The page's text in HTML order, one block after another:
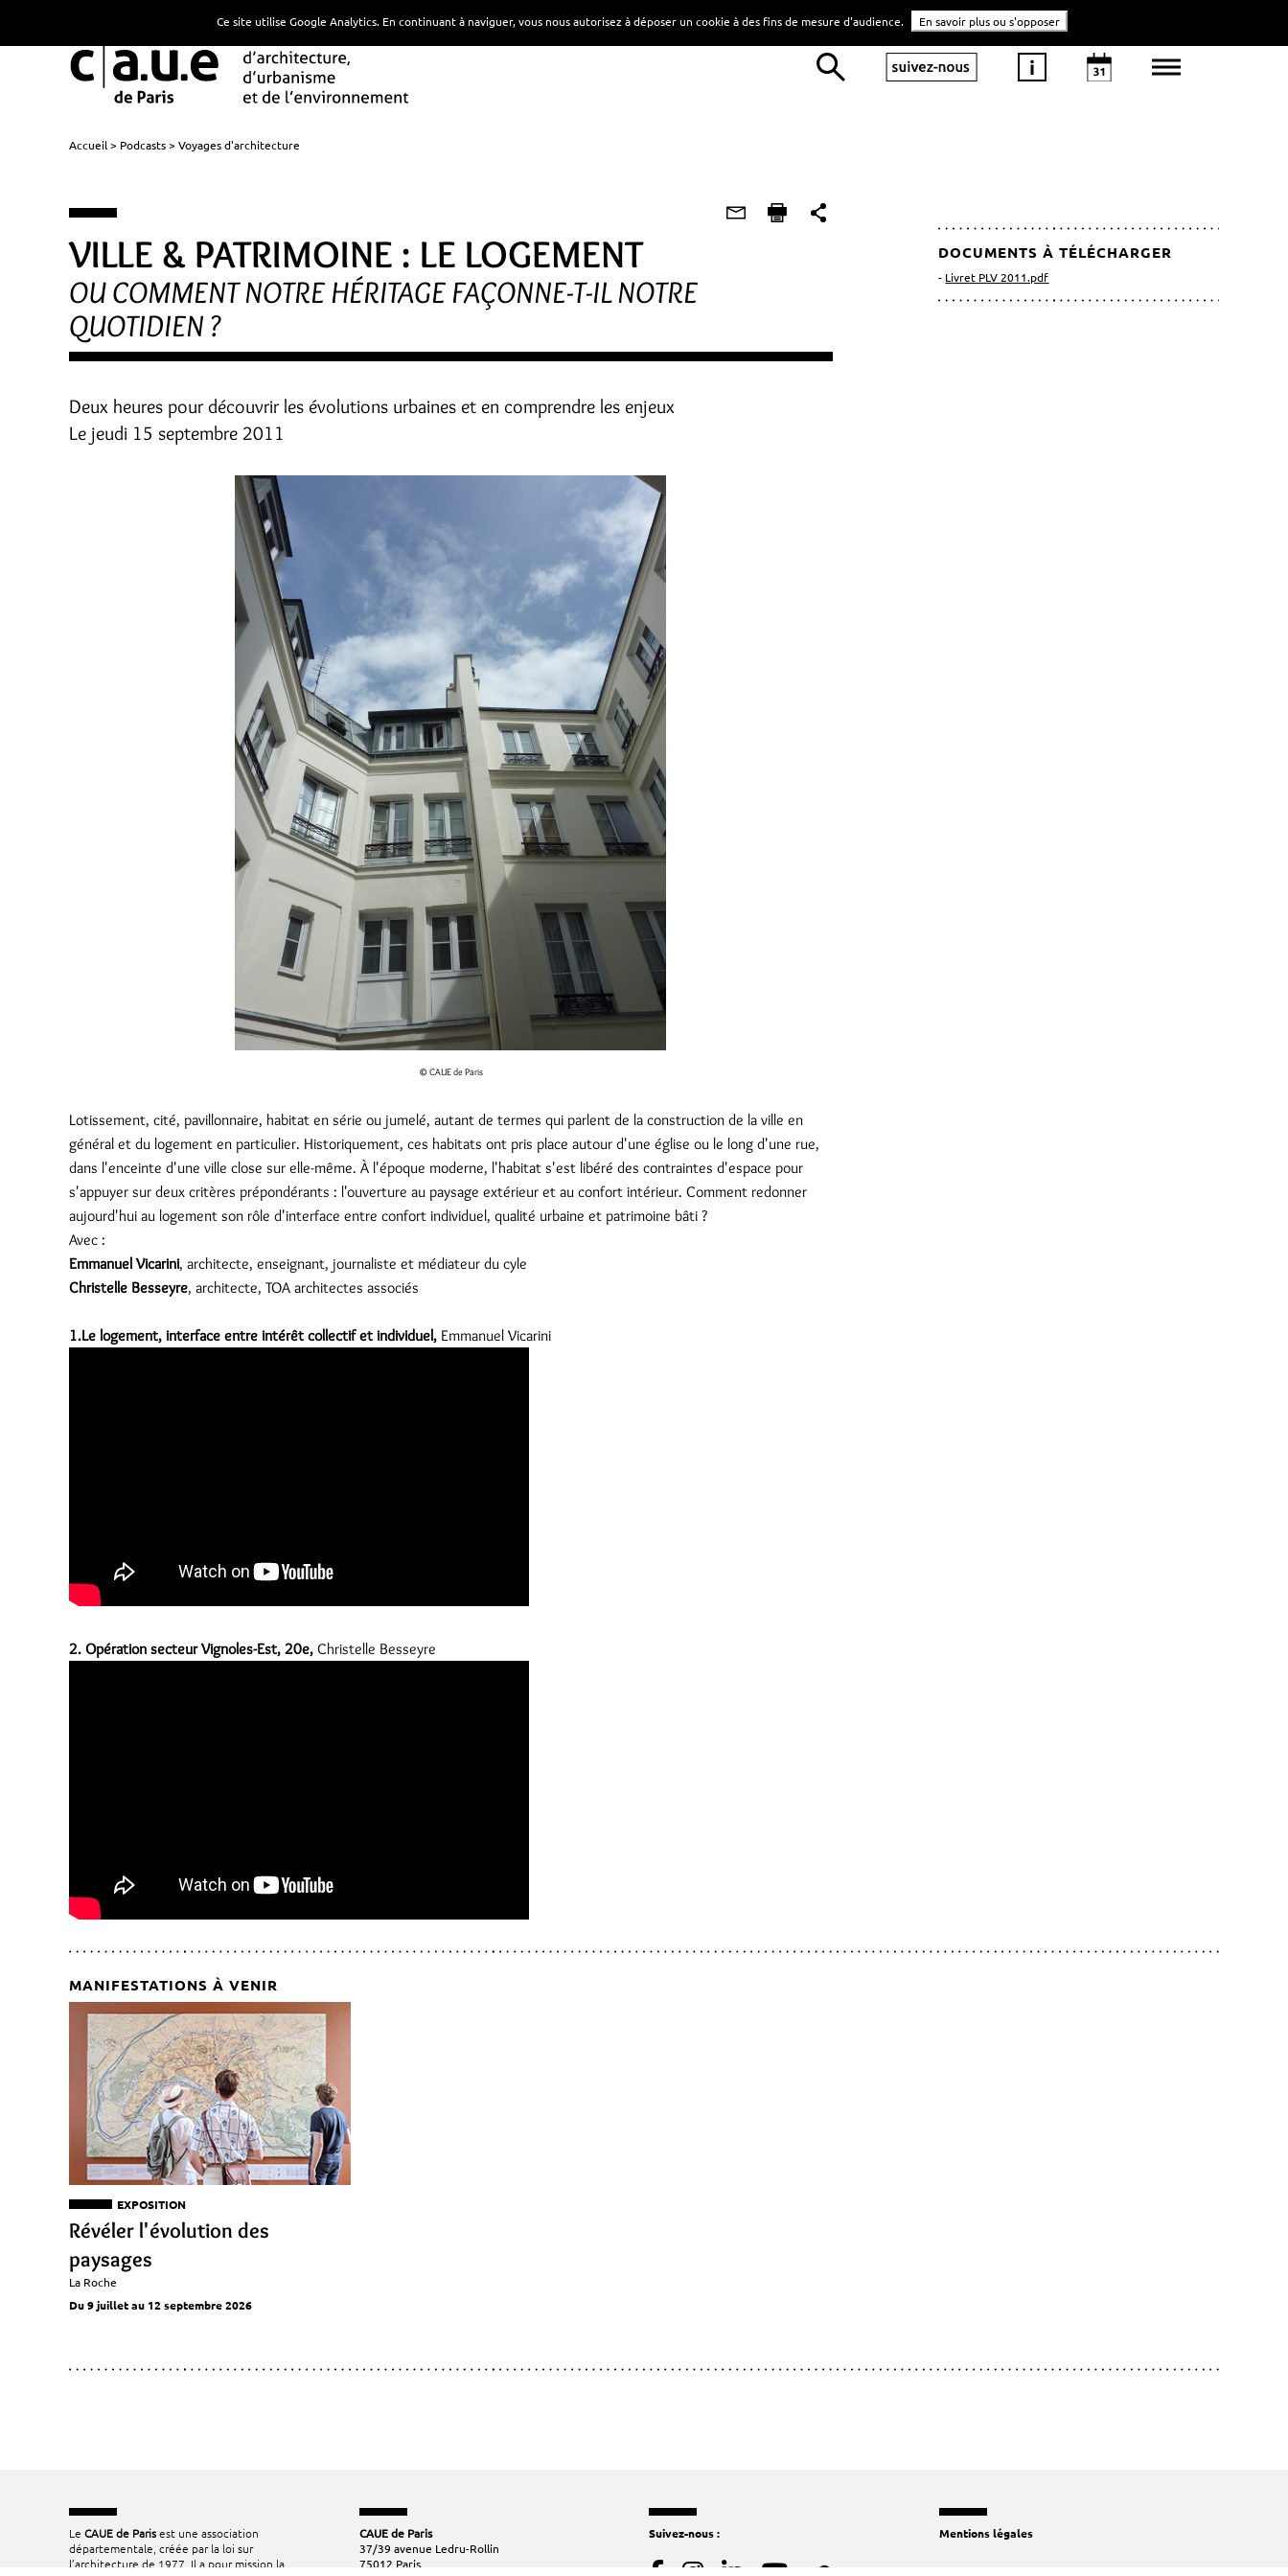
Accueil Podcasts Voyages d'architecture
VILLE & PATRIMOINE : LE LOGEMENT
OU COMMENT NOTRE HÉRITAGE FAÇONNE-T-IL NOTRE
QUOTIDIEN ?
Deux heures pour découvrir les évolutions urbaines et en comprendre les enjeux
Le jeudi 15 septembre 2011
© CAUE de Paris
Lotissement, cité, pavillonnaire, habitat en série ou jumelé, autant de termes qui parlent de la construction de la ville en
général et du logement en particulier. Historiquement, ces habitats ont pris place autour d'une église ou le long d'une rue,
dans l'enceinte d'une ville close sur elle-même. À l'époque moderne, l'habitat s'est libéré des contraintes d'espace pour
s'appuyer sur deux critères prépondérants : l'ouverture au paysage extérieur et au confort intérieur. Comment redonner
aujourd'hui au logement son rôle d'interface entre confort individuel, qualité urbaine et patrimoine bâti ?
Avec :
Emmanuel Vicarini, architecte, enseignant, journaliste et médiateur du cyle
Christelle Besseyre, architecte, TOA architectes associés
1.Le logement, interface entre intérêt collectif et individuel, Emmanuel Vicarini
2. Opération secteur Vignoles-Est, 20e, Christelle Besseyre
DOCUMENTS À TÉLÉCHARGER
Livret PLV 2011.pdf
MANIFESTATIONS À VENIR
EXPOSITION
Révéler l'évolution des
paysages
La Roche
Du 9 juillet au 12 septembre 2026
Le CAUE de Parisest une association
départementale, créée par la loi sur
l’architecture de 1977. Il a pour mission la
CAUE de Paris
37/39 avenue Ledru-Rollin
75012 Paris
Suivez-nous : Mentions légales
Ce site utilise Google Analytics. En continuant à naviguer, vous nous autorisez à déposer un cookie à des fins de mesure d'audience. En savoir plus ou s'opposer